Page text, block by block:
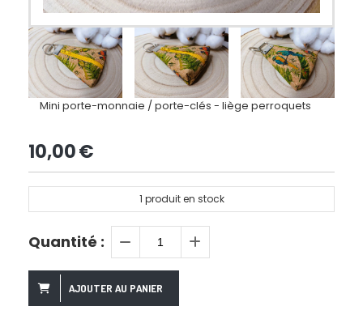
Mini porte-monnaie / porte-clés - liège perroquets
10,00€
1 produit en stock
Quantité :
AJOUTER AU PANIER